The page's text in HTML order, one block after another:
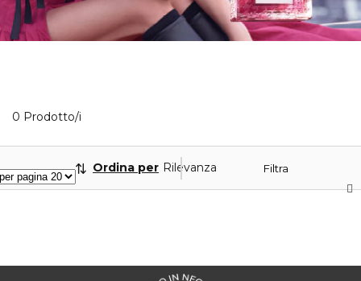
0 Prodotto/i
Filtra
Ordina per Rilevanza